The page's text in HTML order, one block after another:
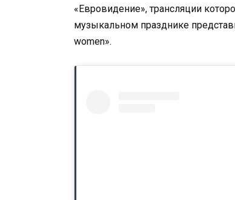
«Евровидение», трансляции
музыкальном празднике
women».